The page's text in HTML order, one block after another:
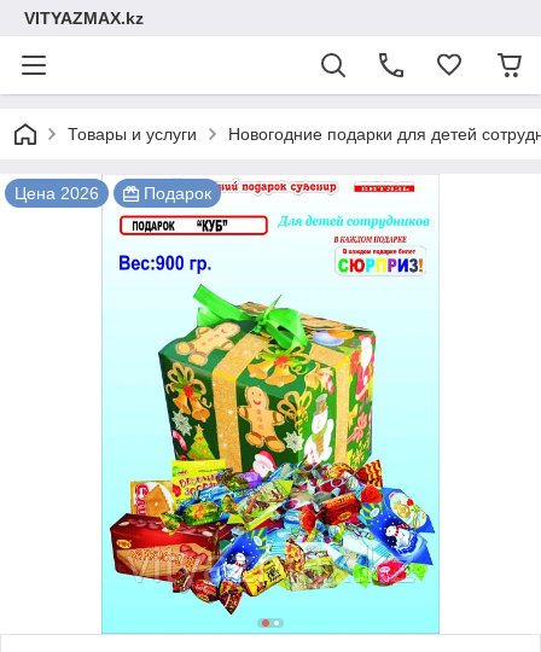
VITYAZMAX.kz
Товары и услуги Новогодние подарки для детей
Цена 2026 Подарок